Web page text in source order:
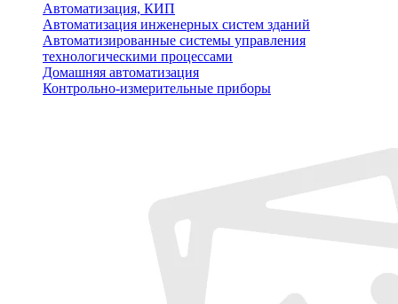
Автоматизация, КИП
Автоматизация инженерных систем зданий
Автоматизированные системы управления
технологическими процессами
Домашняя автоматизация
Контрольно-измерительные приборы